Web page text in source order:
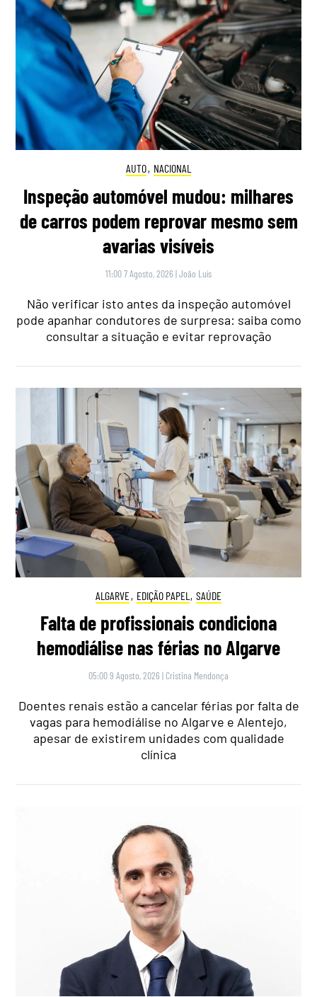
AUTO, NACIONAL
Inspeção automóvel mudou: milhares
de carros podem reprovar mesmo sem
avarias visíveis
11:00 7 Agosto, 2026 |João Luís
Não verificar isto antes da inspeção automóvel
pode apanhar condutores de surpresa: saiba como
consultar a situação e evitar reprovação
ALGARVE, EDIÇÃO PAPEL , SAÚDE
Falta de profissionais condiciona
hemodiálise nas férias no Algarve
05:00 9 Agosto, 2026 | Cristina Mendonça
Doentes renais estão a cancelar férias por falta de
vagas para hemodiálise no Algarve e Alentejo,
apesar de existirem unidades com qualidade
clínica